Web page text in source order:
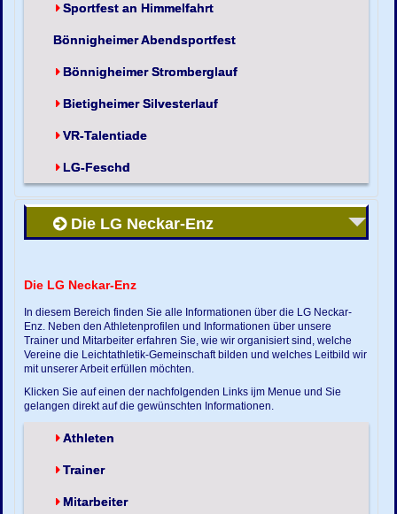
Sportfest an Himmelfahrt
Bönnigheimer Abendsportfest
Bönnigheimer Stromberglauf
Bietigheimer Silvesterlauf
VR-Talentiade
LG-Feschd
Die LG Neckar-Enz
Die LG Neckar-Enz
In diesem Bereich finden Sie alle Informationen über die LG Neckar-
Enz. Neben den Athletenprofilen und Informationen über unsere
Trainer und Mitarbeiter erfahren Sie, wie wir organisiert sind, welche
Vereine die Leichtathletik-Gemeinschaft bilden und welches Leitbild wir
mit unserer Arbeit erfüllen möchten.
Klicken Sie auf einen der nachfolgenden Links ijm Menue und Sie
gelangen direkt auf die gewünschten Informationen.
Athleten
Trainer
Mitarbeiter